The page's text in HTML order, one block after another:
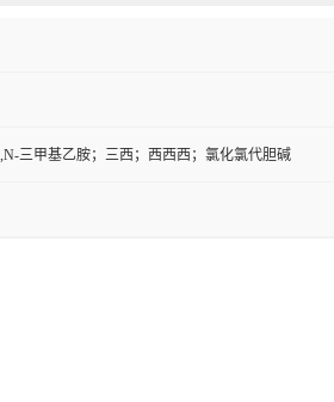
三甲基乙胺；三西；西西西；氯化氯代胆碱